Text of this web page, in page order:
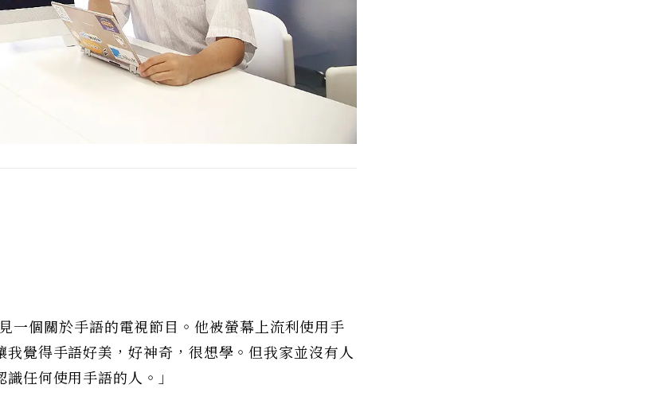
個關於手語的電視節目。他被螢幕上流利使用手
覺得手語好美，好神奇，很想學。但我家並沒有人
任何使用手語的人。」